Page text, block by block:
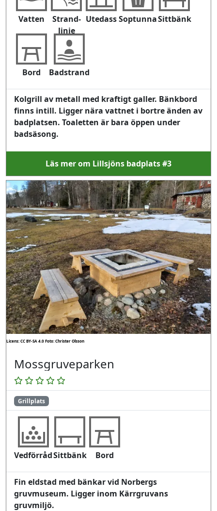
Vatten
Strand-
linje
UtedassSoptunnaSittbänk
Bord Badstrand
Kolgrill av metall med kraftigt galler. Bänkbord
finns intill. Ligger nära vattnet i bortre änden av
badplatsen. Toaletten är bara öppen under
badsäsong.
Läs mer om Lillsjöns badplats #3
Licens: CC BY-SA 4.0Foto: Christer Olsson
Mossgruveparken
Grillplats
VedförrådSittbänk Bord
Fin eldstad med bänkar vid Norbergs
gruvmuseum. Ligger inom Kärrgruvans
gruvmiljö.